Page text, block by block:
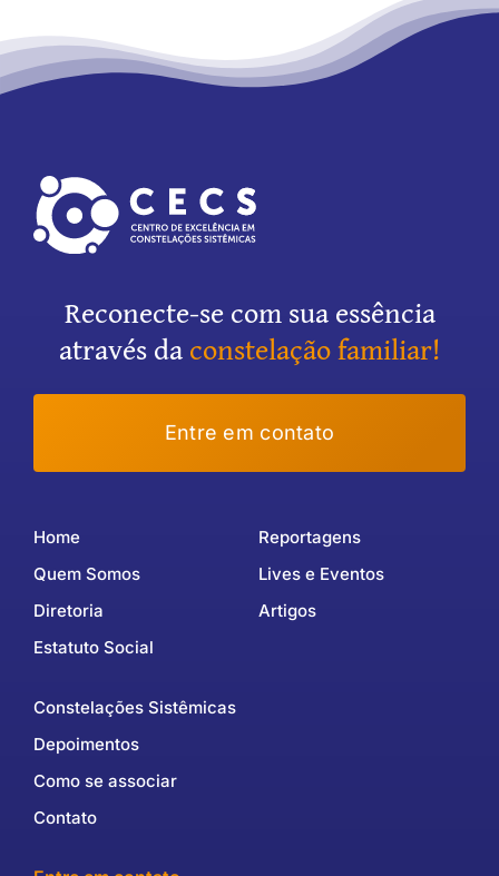
Reconecte-se com sua essência
através daconstelação familiar!
Entre em contato
Home
Quem Somos
Diretoria
Estatuto Social
Reportagens
Lives e Eventos
Artigos
Constelações Sistêmicas
Depoimentos
Como se associar
Contato